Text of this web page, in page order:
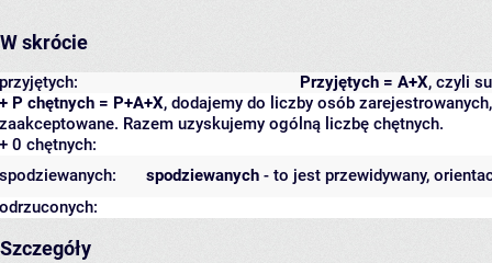
W skrócie
Przyjętych = A+X, czyli
przyjętych:
+ P chętnych = P+A+X, dodajemy do liczby osób
zaakceptowane. Razem uzyskujemy ogólną liczbę chętnych.
+ 0 chętnych:
spodziewanych - to jest przewidywany,
spodziewanych:
odrzuconych:
Szczegóły